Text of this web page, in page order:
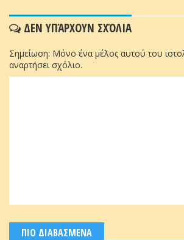
ΔΕΝ ΥΠΆΡΧΟΥΝ ΣΧΌΛΙΑ
Σημείωση: Μόνο ένα μέλος αυτού του
αναρτήσει σχόλιο.
ΠΙΟ ΔΙΑΒΑΣΜΕΝΑ